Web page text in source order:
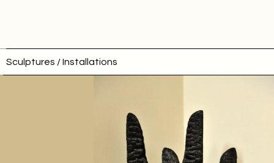
Sculptures / Installations